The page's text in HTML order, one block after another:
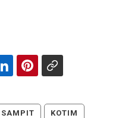
SAMPIT KOTIM